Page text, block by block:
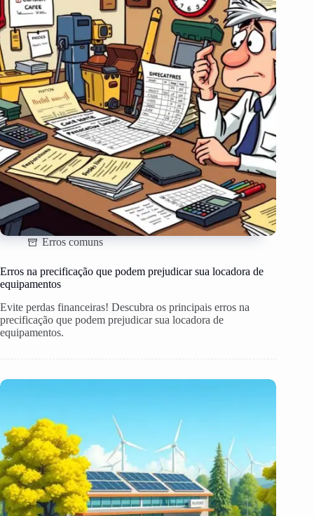
Erros comuns
Erros na precificação que podem prejudicar sua locadora de
equipamentos
Evite perdas financeiras! Descubra os principais erros na
precificação que podem prejudicar sua locadora de
equipamentos.